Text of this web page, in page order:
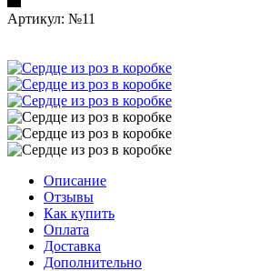
Артикул: №11
Описание
Отзывы
Как купить
Оплата
Доставка
Дополнительно